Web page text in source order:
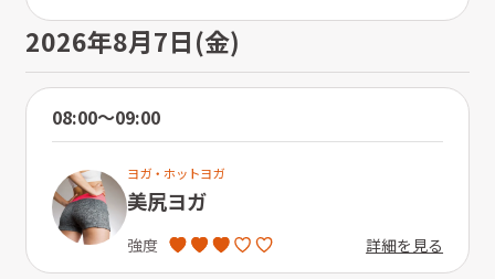
2026年8月7日(金)
08:00〜09:00
ヨガ・ホットヨガ
美尻ヨガ
強度 詳細を見る